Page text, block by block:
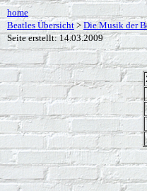
home
Beatles Übersicht > Die Musik der
Seite erstellt: 14.03.2009